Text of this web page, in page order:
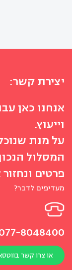
חזר להרטיב
יצירת קשר:
אנחנו כאן
וייעוץ.
על מנת
המסלול
פרטים
מעדיפים לדבר?
8048400
או צרו קשר